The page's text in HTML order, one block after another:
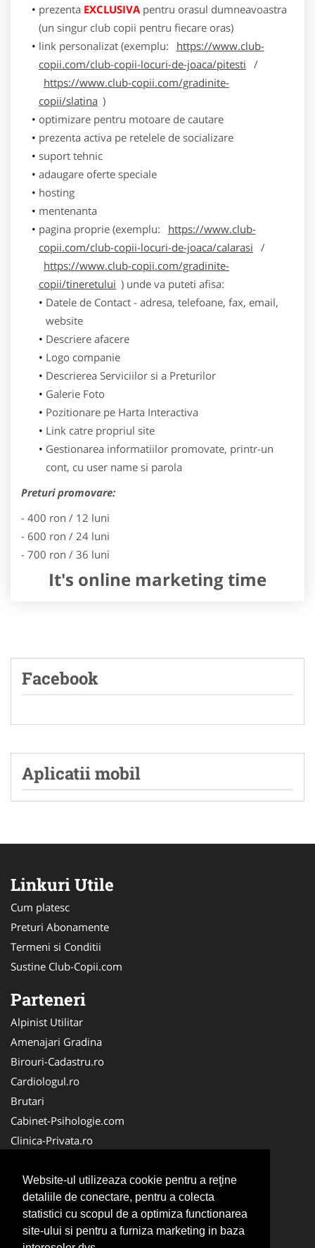
Website-ul utilizeaza cookie pentru a reţine
detaliile de conectare, pentru a colecta
statistici cu scopul de a optimiza functionarea
site-ului si pentru a furniza marketing in baza
prezenta EXCLUSIVApentru orasul dumneavoastra
(un singur club copii pentru fiecare oras)
link personalizat (exemplu:
https://www.club-
copii.com/club-copii-locuri-de-joaca/pitesti /
https://www.club-copii.com/gradinite-
copii/slatina )
optimizare pentru motoare de cautare
prezenta activa pe retelele de socializare
suport tehnic
adaugare oferte speciale
hosting
mentenanta
pagina proprie (exemplu:
https://www.club-
copii.com/club-copii-locuri-de-joaca/calarasi /
https://www.club-copii.com/gradinite-
copii/tineretului ) unde va puteti afisa:
Datele de Contact - adresa, telefoane, fax, email,
website
Descriere afacere
Logo companie
Descrierea Serviciilor si a Preturilor
Galerie Foto
Pozitionare pe Harta Interactiva
Link catre propriul site
Gestionarea informatiilor promovate, printr-un
cont, cu user name si parola
Preturi promovare:
- 400 ron / 12 luni
- 600 ron / 24 luni
- 700 ron / 36 luni
It's online marketing time
Facebook
Aplicatii mobil
Linkuri Utile
Cum platesc
Preturi Abonamente
Termeni si Conditii
Sustine Club-Copii.com
Parteneri
Alpinist Utilitar
Amenajari Gradina
Birouri-Cadastru.ro
Cardiologul.ro
Brutari
Cabinet-Psihologie.com
Clinica-Privata.ro
Cabinet-Individual.ro
CentruInchirieri.ro
Echipamente Romania
MedicAcupunctura.ro